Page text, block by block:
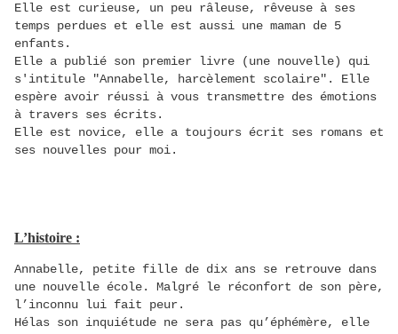
Elle est curieuse, un peu râleuse, rêveuse à ses
temps perdues et elle est aussi une maman de 5
enfants.
Elle a publié son premier livre (une nouvelle) qui
s'intitule "Annabelle, harcèlement scolaire". Elle
espère avoir réussi à vous transmettre des émotions
à travers ses écrits.
Elle est novice, elle a toujours écrit ses romans et
ses nouvelles pour moi.
L’histoire :
Annabelle, petite fille de dix ans se retrouve dans
une nouvelle école. Malgré le réconfort de son père,
l’inconnu lui fait peur.
Hélas son inquiétude ne sera pas qu’éphémère, elle